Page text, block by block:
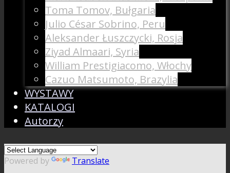
Toma Tomov, Bułgaria
Julio César Sobrino, Peru
Aleksander Łuszczycki, Rosja
Ziyad Almaari, Syria
William Prestigiacomo, Włochy
Cazuo Matsumoto, Brazylia
WYSTAWY
KATALOGI
Autorzy
Powered by Translate